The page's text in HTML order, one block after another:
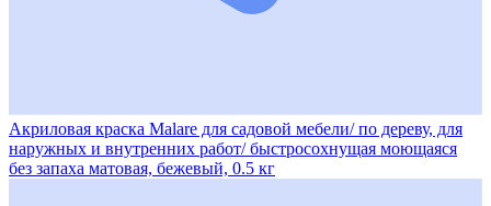
Акриловая краска Malare для садовой мебели/ по дереву, для
наружных и внутренних работ/ быстросохнущая моющаяся
без запаха матовая, бежевый, 0.5 кг